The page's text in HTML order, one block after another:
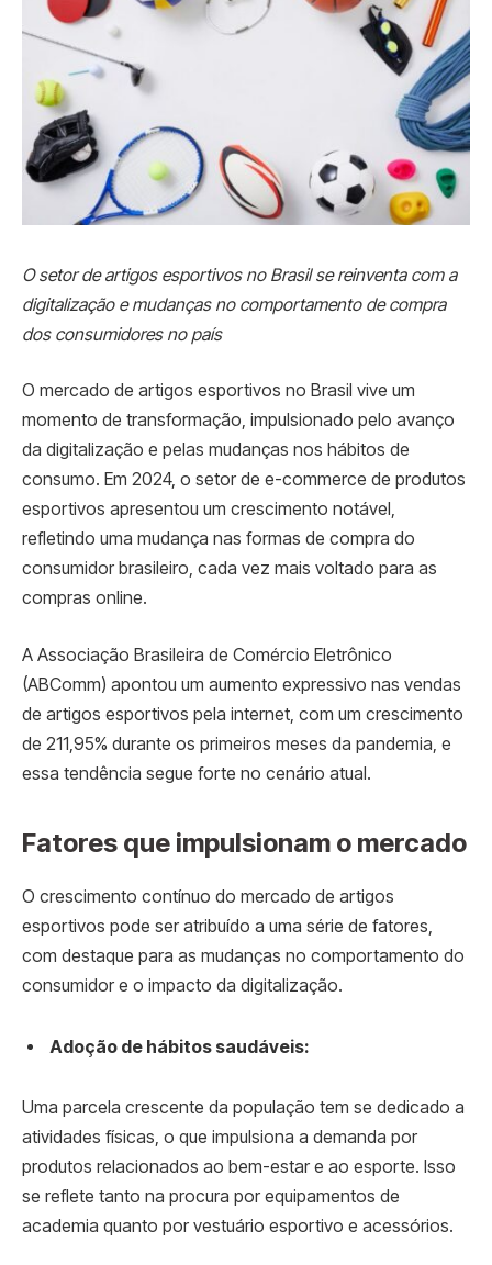
O setor de artigos esportivos no Brasil se reinventa com a
digitalização e mudanças no comportamento de compra
dos consumidores no país
O mercado de artigos esportivos no Brasil vive um
momento de transformação, impulsionado pelo avanço
da digitalização e pelas mudanças nos hábitos de
consumo. Em 2024, o setor de e-commerce de produtos
esportivos apresentou um crescimento notável,
refletindo uma mudança nas formas de compra do
consumidor brasileiro, cada vez mais voltado para as
compras online.
A Associação Brasileira de Comércio Eletrônico
(ABComm) apontou um aumento expressivo nas vendas
de artigos esportivos pela internet, com um crescimento
de 211,95% durante os primeiros meses da pandemia, e
essa tendência segue forte no cenário atual.
Fatores que impulsionam o mercado
O crescimento contínuo do mercado de artigos
esportivos pode ser atribuído a uma série de fatores,
com destaque para as mudanças no comportamento do
consumidor e o impacto da digitalização.
Adoção de hábitos saudáveis:
Uma parcela crescente da população tem se dedicado a
atividades físicas, o que impulsiona a demanda por
produtos relacionados ao bem-estar e ao esporte. Isso
se reflete tanto na procura por equipamentos de
academia quanto por vestuário esportivo e acessórios.